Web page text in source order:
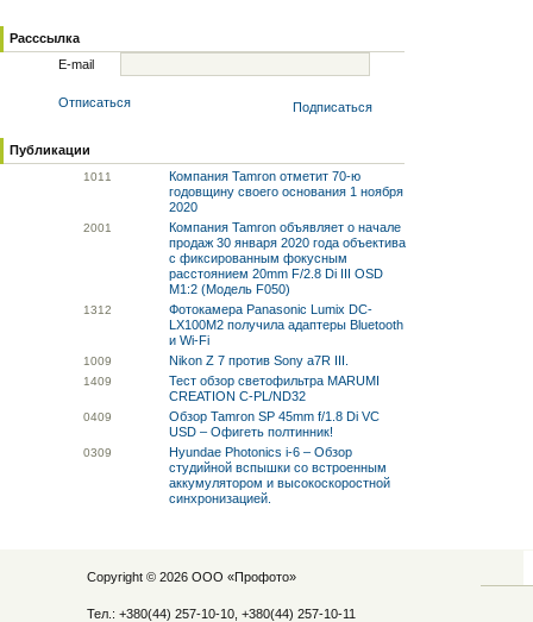
Расссылка
E-mail
Отписаться Подписаться
Публикации
1011
Компания Tamron отметит 70-ю
годовщину своего основания 1 ноября
2020
2001
Компания Tamron объявляет о начале
продаж 30 января 2020 года объектива
с фиксированным фокусным
расстоянием 20mm F/2.8 Di III OSD
M1:2 (Модель F050)
1312
Фотокамера Panasonic Lumix DC-
LX100M2 получила адаптеры Bluetooth
и Wi-Fi
1009 Nikon Z 7 против Sony a7R III.
1409
Тест обзор светофильтра MARUMI
CREATION C-PL/ND32
0409
Обзор Tamron SP 45mm f/1.8 Di VC
USD – Офигеть полтинник!
0309
Hyundae Photonics i-6 – Обзор
студийной вспышки со встроенным
аккумулятором и высокоскоростной
синхронизацией.
Copyright © 2026 ООО «Профото»
Тел.: +380(44) 257-10-10, +380(44) 257-10-11